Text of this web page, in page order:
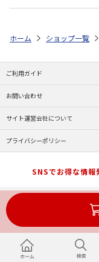
ホーム ショップ一覧
ご利用ガイド
お問い合わせ
サイト運営会社について
プライバシーポリシー
SNSでお得な情報